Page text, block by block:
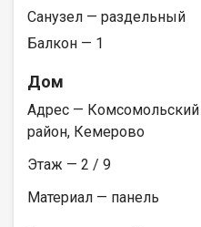
Санузел — раздельный
Балкон — 1
Дом
Адрес — Комсомольский
район, Кемерово
Этаж — 2 / 9
Материал — панель